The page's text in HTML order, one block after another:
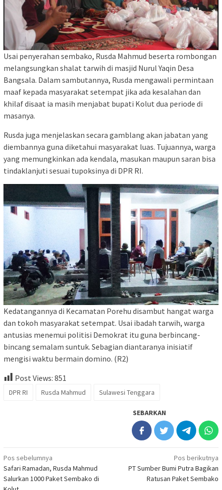
Usai penyerahan sembako, Rusda Mahmud beserta rombongan
melangsungkan shalat tarwih di masjid Nurul Yaqin Desa
Bangsala. Dalam sambutannya, Rusda mengawali permintaan
maaf kepada masyarakat setempat jika ada kesalahan dan
khilaf disaat ia masih menjabat bupati Kolut dua periode di
masanya.
Rusda juga menjelaskan secara gamblang akan jabatan yang
diembannya guna diketahui masyarakat luas. Tujuannya, warga
yang memungkinkan ada kendala, masukan maupun saran bisa
tindaklanjuti sesuai tupoksinya di DPR RI.
Kedatangannya di Kecamatan Porehu disambut hangat warga
dan tokoh masyarakat setempat. Usai ibadah tarwih, warga
antusias menemui politisi Demokrat itu guna berbincang-
bincang semalam suntuk. Sebagian diantaranya inisiatif
mengisi waktu bermain domino. (R2)
Post Views: 851
DPR RI Rusda Mahmud Sulawesi Tenggara
SEBARKAN
Navigasi
pos
Pos sebelumnya
Safari Ramadan, Rusda Mahmud
Salurkan 1000 Paket Sembako di
Pos berikutnya
PT Sumber Bumi Putra Bagikan
Ratusan Paket Sembako